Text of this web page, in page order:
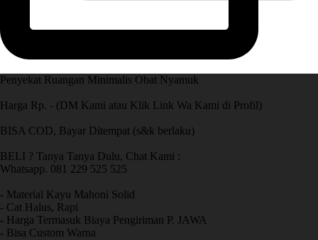
Penyekat Ruangan Minimalis Obat Nyamuk
Harga Rp. - (DM Kami atau Klik Link Wa Kami di Profil)
BISA COD, Bayar Ditempat (s&k berlaku)
BELI ? Tanya Tanya Dulu, Chat Kami :
Whatsapp. 081 229 525 525
- Material Kayu Mahoni Solid
- Cat Halus, Rapi
- Harga Termasuk Biaya Pengiriman P. JAWA
- Bisa Custom Warna